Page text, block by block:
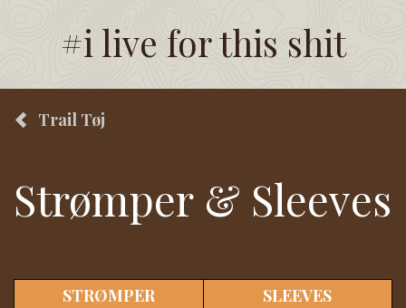
#i live for this shit
Trail Tøj
Strømper & Sleeves
STRØMPER SLEEVES